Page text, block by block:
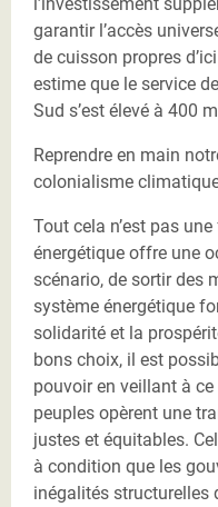
garantir l’accès
de cuisson propres
estime que le service
Sud s’est élevé à 400
Reprendre en main
colonialisme
Tout cela n’est pas
énergétique offre une
scénario, de sortir des
système énergétique
solidarité et la
bons choix, il est
pouvoir en veillant à
peuples opèrent une
justes et équitables.
à condition que les
inégalités